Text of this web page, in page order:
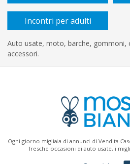
Incontri per adulti
Auto usate, moto, barche, gommoni,
accessori.
Ogni giorno migliaia di annunci di Vendita
fresche occasioni di auto usate, i